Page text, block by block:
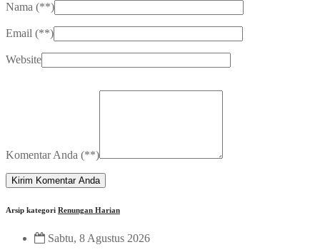
Nama (**)
Email (**)
Website
Komentar Anda (**)
Arsip kategori Renungan Harian
Sabtu, 8 Agustus 2026